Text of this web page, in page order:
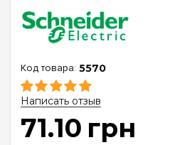
5570
Написать отзыв
71.10 грн